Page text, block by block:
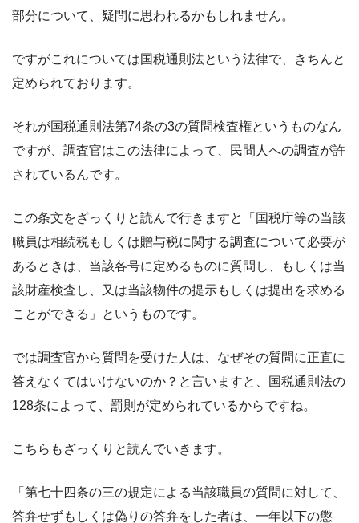
部分について、疑問に思われるかもしれません。
ですがこれについては国税通則法という法律で、きちんと
定められております。
それが国税通則法第74条の3の質問検査権というものなん
ですが、調査官はこの法律によって、民間人への調査が許
されているんです。
この条文をざっくりと読んで行きますと「国税庁等の当該
職員は相続税もしくは贈与税に関する調査について必要が
あるときは、当該各号に定めるものに質問し、もしくは当
該財産検査し、又は当該物件の提示もしくは提出を求める
ことができる」というものです。
では調査官から質問を受けた人は、なぜその質問に正直に
答えなくてはいけないのか？と言いますと、国税通則法の
128条によって、罰則が定められているからですね。
こちらもざっくりと読んでいきます。
「第七十四条の三の規定による当該職員の質問に対して、
答弁せずもしくは偽りの答弁をした者は、一年以下の懲